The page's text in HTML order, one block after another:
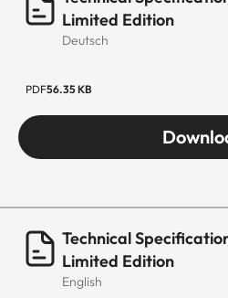
Limited Edition
Deutsch
PDF56.35 KB
Technical
Limited Edition
English